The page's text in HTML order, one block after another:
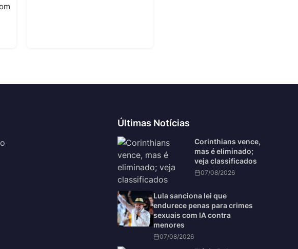
Últimas Notícias
Corinthians vence,
mas é eliminado;
veja classificados
07/08/2026
Lula sanciona lei que
endurece penas para crimes
sexuais com IA contra
menores
07/08/2026